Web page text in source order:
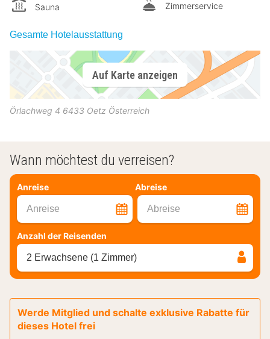
Sauna
Zimmerservice
Gesamte Hotelausstattung
Auf Karte anzeigen
Örlachweg 4 6433 Oetz Österreich
Wann möchtest du verreisen?
Anreise Abreise
Anreise Abreise
Anzahl der Reisenden
2 Erwachsene (1 Zimmer)
Werde Mitglied und schalte exklusive Rabatte für
dieses Hotel frei